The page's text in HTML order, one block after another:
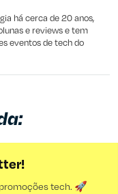
há cerca de 20 anos,
e reviews e tem
eventos de tech do
tech. 🚀